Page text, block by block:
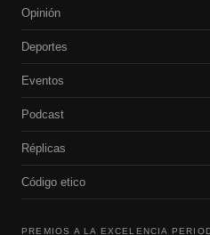
Opinión
Deportes
Eventos
Podcast
Réplicas
Código etico
PREMIOS A LA EXCELENCIA